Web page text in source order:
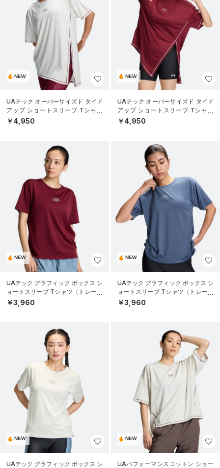
NEW
UAテック オーバーサイズド タイド
アップ ショートスリーブ Tシャツ
（トレーニング/WOMEN）
￥4,950
NEW
UAテック オーバーサイズド タイド
アップ ショートスリーブ Tシャツ
（トレーニング/WOMEN）
￥4,950
NEW
UAテック グラフィック ボックス シ
ョートスリーブ Tシャツ（トレーニ
ング/WOMEN）
￥3,960
NEW
UAテック グラフィック ボックス シ
ョートスリーブ Tシャツ（トレーニ
ング/WOMEN）
￥3,960
NEW
UAテック グラフィック ボックス シ
NEW
UAパフォーマンスコットン ショー